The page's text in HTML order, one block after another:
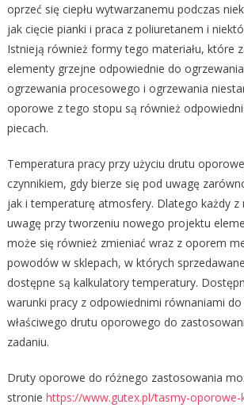
oprzeć się ciepłu wytwarzanemu podczas
jak cięcie pianki i praca z poliuretanem i
Istnieją również formy tego materiału, które
elementy grzejne odpowiednie do
ogrzewania procesowego i ogrzewania
oporowe z tego stopu są również
piecach.
Temperatura pracy przy użyciu drutu
czynnikiem, gdy bierze się pod uwagę
jak i temperaturę atmosfery. Dlatego każdy z
uwagę przy tworzeniu nowego projektu
może się również zmieniać wraz z oporem
powodów w sklepach, w których
dostępne są kalkulatory temperatury.
warunki pracy z odpowiednimi równaniami
właściwego drutu oporowego do
zadaniu.
Druty oporowe do różnego zastosowania
stronie https://www.gutex.pl/tasmy-oporowe-